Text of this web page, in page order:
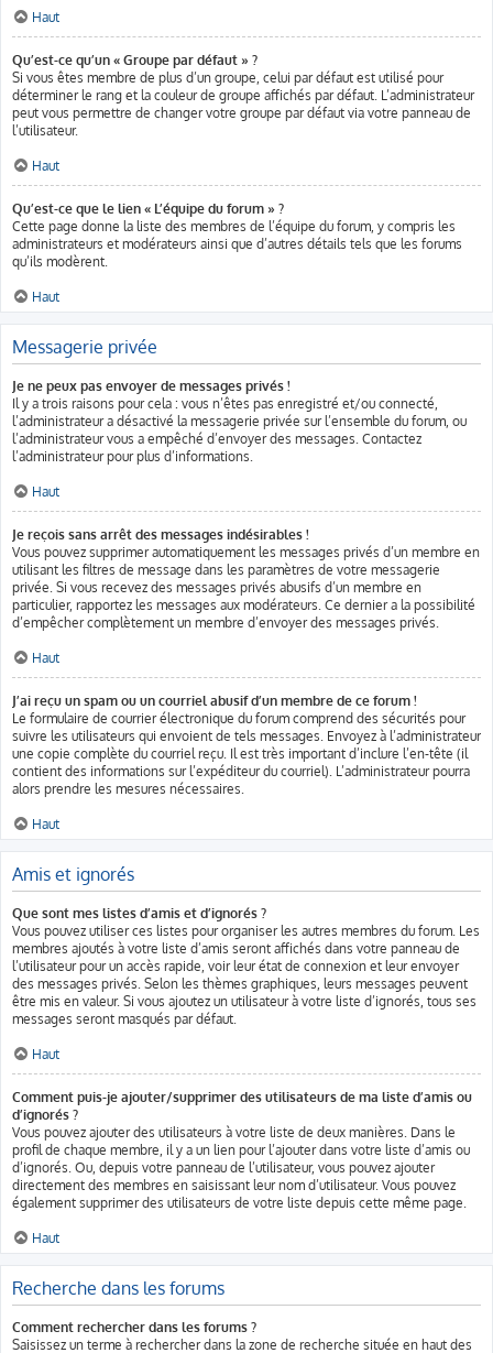
Haut
Qu’est-ce qu’un « Groupe par défaut » ?
Si vous êtes membre de plus d’un groupe, celui par défaut est utilisé pour
déterminer le rang et la couleur de groupe affichés par défaut. L’administrateur
peut vous permettre de changer votre groupe par défaut via votre panneau de
l’utilisateur.
Haut
Qu’est-ce que le lien « L’équipe du forum » ?
Cette page donne la liste des membres de l’équipe du forum, y compris les
administrateurs et modérateurs ainsi que d’autres détails tels que les forums
qu’ils modèrent.
Haut
Messagerie privée
Je ne peux pas envoyer de messages privés !
Il y a trois raisons pour cela : vous n’êtes pas enregistré et/ou connecté,
l’administrateur a désactivé la messagerie privée sur l’ensemble du forum, ou
l’administrateur vous a empêché d’envoyer des messages. Contactez
l’administrateur pour plus d’informations.
Haut
Je reçois sans arrêt des messages indésirables !
Vous pouvez supprimer automatiquement les messages privés d’un membre en
utilisant les filtres de message dans les paramètres de votre messagerie
privée. Si vous recevez des messages privés abusifs d’un membre en
particulier, rapportez les messages aux modérateurs. Ce dernier a la possibilité
d’empêcher complètement un membre d’envoyer des messages privés.
Haut
J’ai reçu un spam ou un courriel abusif d’un membre de ce forum !
Le formulaire de courrier électronique du forum comprend des sécurités pour
suivre les utilisateurs qui envoient de tels messages. Envoyez à l’administrateur
une copie complète du courriel reçu. Il est très important d’inclure l’en-tête (il
contient des informations sur l’expéditeur du courriel). L’administrateur pourra
alors prendre les mesures nécessaires.
Haut
Amis et ignorés
Que sont mes listes d’amis et d’ignorés ?
Vous pouvez utiliser ces listes pour organiser les autres membres du forum. Les
membres ajoutés à votre liste d’amis seront affichés dans votre panneau de
l’utilisateur pour un accès rapide, voir leur état de connexion et leur envoyer
des messages privés. Selon les thèmes graphiques, leurs messages peuvent
être mis en valeur. Si vous ajoutez un utilisateur à votre liste d’ignorés, tous ses
messages seront masqués par défaut.
Haut
Comment puis-je ajouter/supprimer des utilisateurs de ma liste d’amis ou
d’ignorés ?
Vous pouvez ajouter des utilisateurs à votre liste de deux manières. Dans le
profil de chaque membre, il y a un lien pour l’ajouter dans votre liste d’amis ou
d’ignorés. Ou, depuis votre panneau de l’utilisateur, vous pouvez ajouter
directement des membres en saisissant leur nom d’utilisateur. Vous pouvez
également supprimer des utilisateurs de votre liste depuis cette même page.
Haut
Recherche dans les forums
Comment rechercher dans les forums ?
Saisissez un terme à rechercher dans la zone de recherche située en haut des